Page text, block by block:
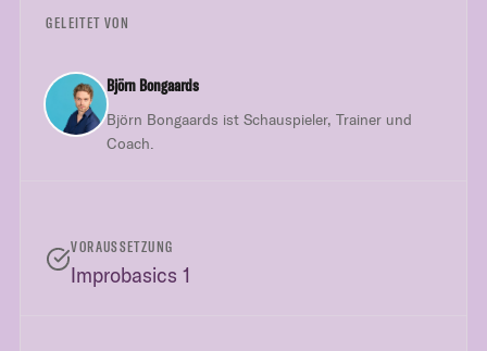
GELEITET VON
Björn Bongaards
Björn Bongaards ist Schauspieler, Trainer und
Coach.
VORAUSSETZUNG
Improbasics 1